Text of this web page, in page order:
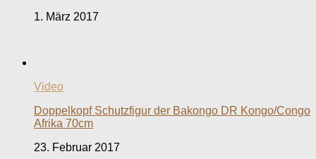
1. März 2017
Video
Doppelkopf Schutzfigur der Bakongo DR Kongo/Congo
Afrika 70cm
23. Februar 2017